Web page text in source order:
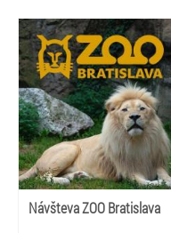
Návšteva ZOO Bratislava